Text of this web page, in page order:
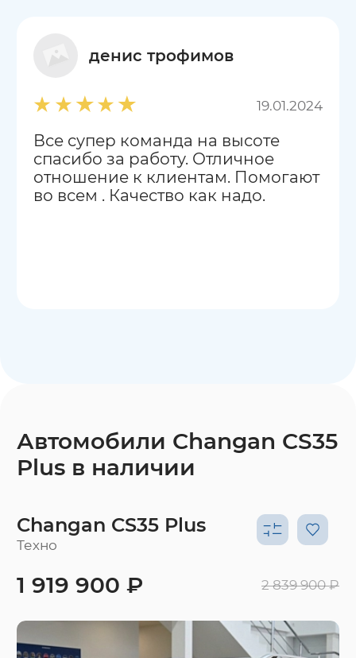
денис трофимов
19.01.2024
Все супер команда на высоте
спасибо за работу. Отличное
отношение к клиентам. Помогают
во всем . Качество как надо.
Автомобили Changan CS35
Plus в наличии
Changan CS35 Plus
Техно
1 919 900 ₽ 2 839 900 ₽